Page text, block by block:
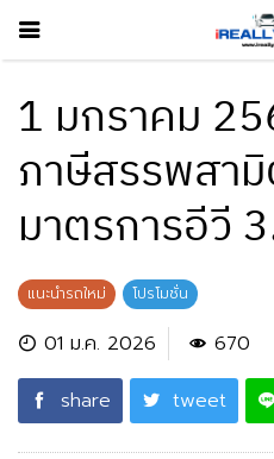
1 มกราคม
ภาษีสรรพสา
มาตรการอีวี
แนะนำรถใหม่ โปรโมชั่น
01 ม.ค. 2026
670
share
tweet